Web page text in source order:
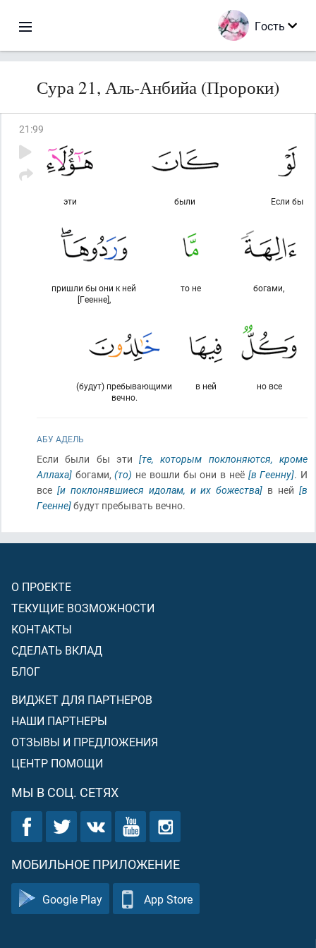
Гость
Сура 21, Аль-Анбийа (Пророки)
21 :99
Если бы
были
эти
богами,
то не
пришли бы они к ней
[Геенне],
но все
в ней
(будут) пребывающими
вечно.
АБУ АДЕЛЬ
Если были бы эти[те, которым поклоняются, кроме
Аллаха] богами,(то) не вошли бы они в неё [в Геенну]. И
все [и поклонявшиеся идолам, и их божества] в ней[в
Геенне]будут пребывать вечно.
О ПРОЕКТЕ
ТЕКУЩИЕ ВОЗМОЖНОСТИ
КОНТАКТЫ
СДЕЛАТЬ ВКЛАД
БЛОГ
ВИДЖЕТ ДЛЯ ПАРТНЕРОВ
НАШИ ПАРТНЕРЫ
ОТЗЫВЫ И ПРЕДЛОЖЕНИЯ
ЦЕНТР ПОМОЩИ
МЫ В СОЦ. СЕТЯХ
МОБИЛЬНОЕ ПРИЛОЖЕНИЕ
Google Play App Store